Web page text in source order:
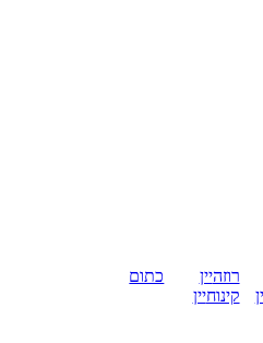
רוזהיין
קינוחיין
כתום